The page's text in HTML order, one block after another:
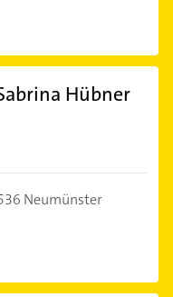
Hübner
Neumünster